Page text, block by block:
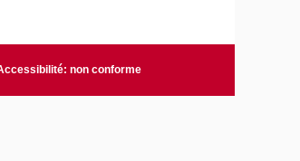
non conforme